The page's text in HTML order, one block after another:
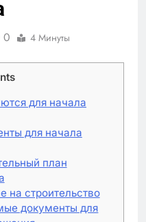
0 4 Минуты
для начала
для начала
план
на строительство
документы для